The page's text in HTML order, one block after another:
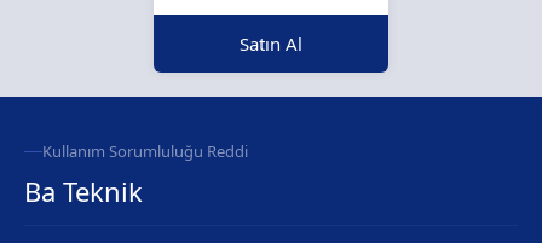
Satın Al
Kullanım Sorumluluğu Reddi
Ba Teknik